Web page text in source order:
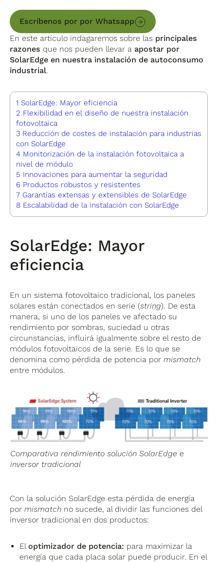
Escríbenos por por Whatsapp
En este artículo indagaremos sobre las principales
razones que nos pueden llevar a apostar por
SolarEdge en nuestra instalación de autoconsumo
industrial.
1 SolarEdge: Mayor eficiencia
2 Flexibilidad en el diseño de nuestra instalación
fotovoltaica
3 Reducción de costes de instalación para industrias
con SolarEdge
4 Monitorización de la instalación fotovoltaica a
nivel de módulo
5 Innovaciones para aumentar la seguridad
6 Productos robustos y resistentes
7 Garantías extensas y extensibles de SolarEdge
8 Escalabilidad de la instalación con SolarEdge
SolarEdge: Mayor
eficiencia
En un sistema fotovoltaico tradicional, los paneles
solares están conectados en serie (string). De esta
manera, si uno de los paneles ve afectado su
rendimiento por sombras, suciedad u otras
circunstancias, influirá igualmente sobre el resto de
módulos fotovoltaicos de la serie. Es lo que se
denomina como pérdida de potencia pormismatch
entre módulos.
Comparativa rendimiento solución SolarEdge e
inversor tradicional
Con la solución SolarEdge esta pérdida de energía
pormismatch no sucede, al dividir las funciones del
inversor tradicional en dos productos:
Eloptimizador de potencia: para maximizar la
energía que cada placa solar puede producir. En el